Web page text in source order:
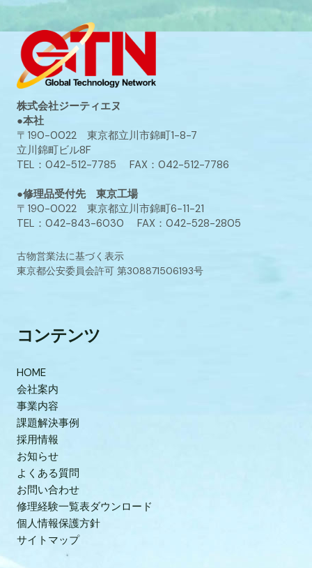
株式会社ジーティエヌ
●本社
〒190-0022 東京都立川市錦町1-8-7
立川錦町ビル8F
TEL：042-512-7785 FAX：042-512-7786
●修理品受付先 東京工場
〒190-0022 東京都立川市錦町6-11-21
TEL：042-843-6030 FAX：042-528-2805
古物営業法に基づく表示
東京都公安委員会許可 第308871506193号
コンテンツ
HOME
会社案内
事業内容
課題解決事例
採用情報
お知らせ
よくある質問
お問い合わせ
修理経験一覧表ダウンロード
個人情報保護方針
サイトマップ